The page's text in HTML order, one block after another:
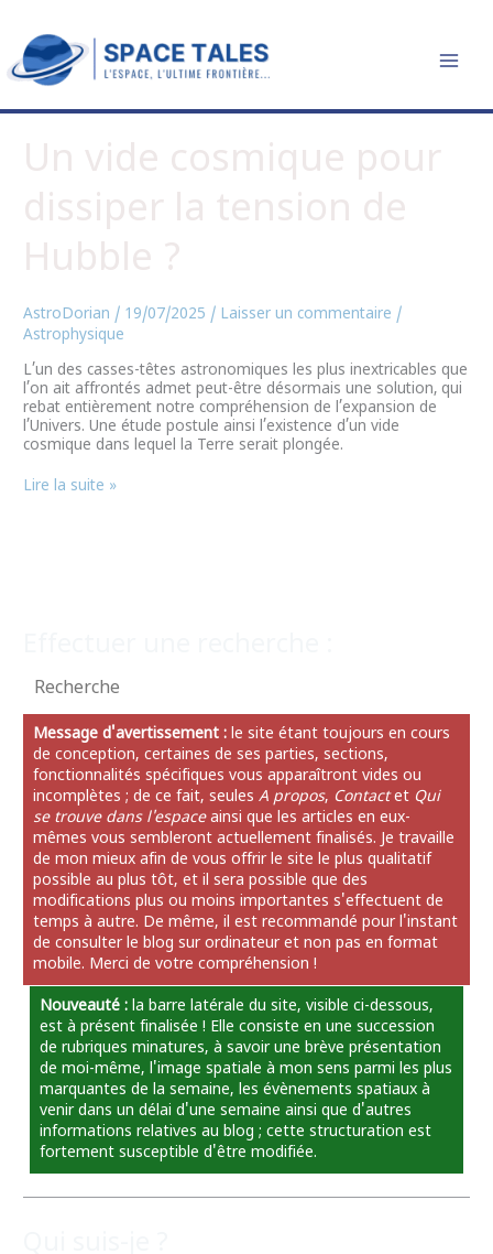
contenu
AstroDorian / 19/07/2025 / Laisser un commentaire /
Astrophysique
L’un des casses-têtes astronomiques les plus inextricables que
l’on ait affrontés admet peut-être désormais une solution, qui
rebat entièrement notre compréhension de l’expansion de
l’Univers. Une étude postule ainsi l’existence d’un vide
cosmique dans lequel la Terre serait plongée.
?
Lire la suite »
e
Message d'avertissement : le site étant toujours en cours
de conception, certaines de ses parties, sections,
fonctionnalités spécifiques vous apparaîtront vides ou
incomplètes ; de ce fait, seulesA propos, Contactet Qui
se trouve dans l'espaceainsi que les articles en eux-
mêmes vous sembleront actuellement finalisés. Je travaille
de mon mieux afin de vous offrir le site le plus qualitatif
possible au plus tôt, et il sera possible que des
modifications plus ou moins importantes s'effectuent de
temps à autre. De même, il est recommandé pour l'instant
de consulter le blog sur ordinateur et non pas en format
mobile. Merci de votre compréhension !
Nouveauté : la barre latérale du site, visible ci-dessous,
est à présent finalisée ! Elle consiste en une succession
de rubriques minatures, à savoir une brève présentation
de moi-même, l'image spatiale à mon sens parmi les plus
marquantes de la semaine, les évènements spatiaux à
venir dans un délai d'une semaine ainsi que d'autres
informations relatives au blog ; cette structuration est
fortement susceptible d'être modifiée.